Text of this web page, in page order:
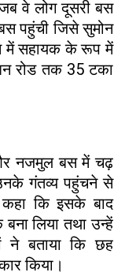
जब वे लोग दूसरी बस
पहुंची जिसे सुमोन
में सहायक के रूप में
रोड तक 35 टका
नजमुल बस में चढ़
गंतव्य पहुंचने से
कि इसके बाद
लिया तथा उन्हें
ने बताया कि छह
किया।